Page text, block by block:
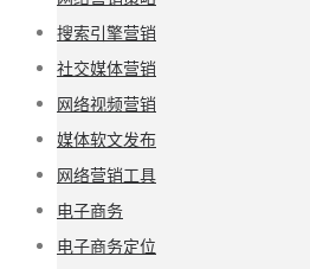
搜索引擎营销
社交媒体营销
网络视频营销
媒体软文发布
网络营销工具
电子商务
电子商务定位